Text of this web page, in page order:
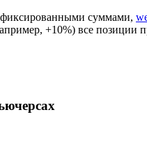
фиксированными суммами,
+10%) все позиции